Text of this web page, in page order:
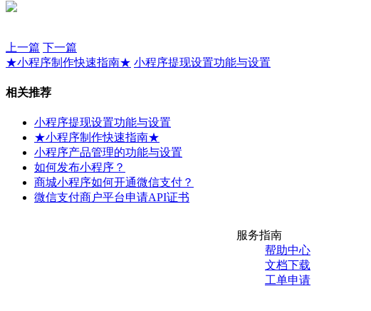
上一篇 下一篇
★小程序制作快速指南★ 小程序提现设置功能与设置
相关推荐
小程序提现设置功能与设置
★小程序制作快速指南★
小程序产品管理的功能与设置
如何发布小程序？
商城小程序如何开通微信支付？
微信支付商户平台申请API证书
服务指南
帮助中心
文档下载
工单申请